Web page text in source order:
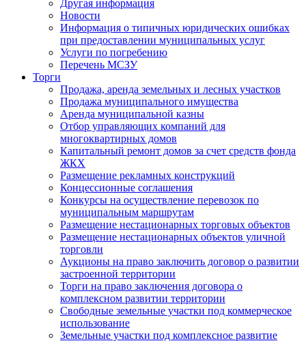
Другая информация
Новости
Информация о типичных юридических ошибках
при предоставлении муниципальных услуг
Услуги по погребению
Перечень МСЗУ
Торги
Продажа, аренда земельных и лесных участков
Продажа муниципального имущества
Аренда муниципальной казны
Отбор управляющих компаний для
многоквартирных домов
Капитальный ремонт домов за счет средств фонда
ЖКХ
Размещение рекламных конструкций
Концессионные соглашения
Конкурсы на осуществление перевозок по
муниципальным маршрутам
Размещение нестационарных торговых объектов
Размещение нестационарных объектов уличной
торговли
Аукционы на право заключить договор о развитии
застроенной территории
Торги на право заключения договора о
комплексном развитии территории
Свободные земельные участки под коммерческое
использование
Земельные участки под комплексное развитие